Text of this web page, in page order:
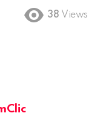
38 Views